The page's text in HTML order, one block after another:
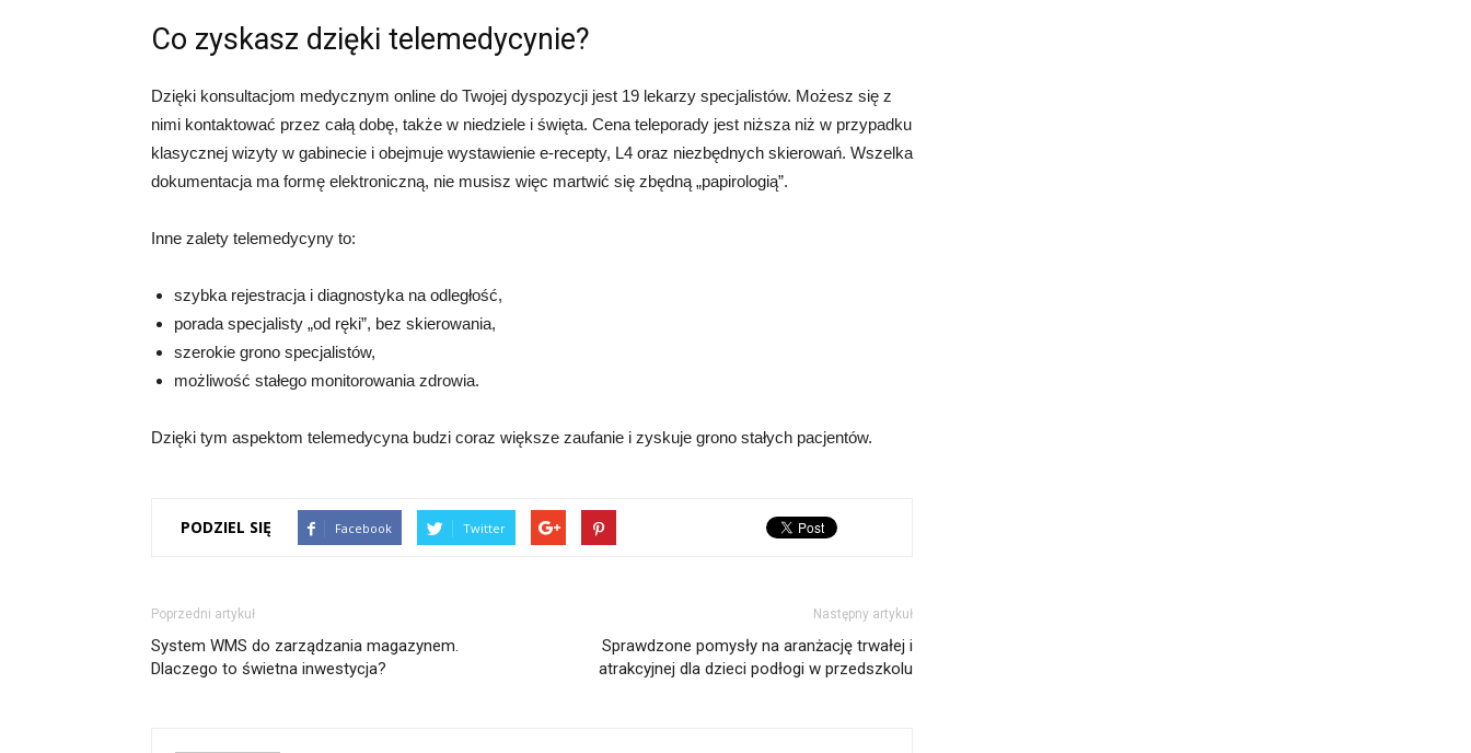
Co zyskasz dzięki telemedycynie?
Dzięki konsultacjom medycznym online do Twojej dyspozycji jest 19 lekarzy specjalistów. Możesz się z
nimi kontaktować przez całą dobę, także w niedziele i święta. Cena teleporady jest niższa niż w przypadku
klasycznej wizyty w gabinecie i obejmuje wystawienie e-recepty, L4 oraz niezbędnych skierowań. Wszelka
dokumentacja ma formę elektroniczną, nie musisz więc martwić się zbędną „papirologią”.
Inne zalety telemedycyny to:
szybka rejestracja i diagnostyka na odległość,
porada specjalisty „od ręki”, bez skierowania,
szerokie grono specjalistów,
możliwość stałego monitorowania zdrowia.
Dzięki tym aspektom telemedycyna budzi coraz większe zaufanie i zyskuje grono stałych pacjentów.
PODZIEL SIĘ Facebook Twitter
Poprzedni artykuł
System WMS do zarządzania magazynem.
Dlaczego to świetna inwestycja?
Następny artykuł
Sprawdzone pomysły na aranżację trwałej i
atrakcyjnej dla dzieci podłogi w przedszkolu